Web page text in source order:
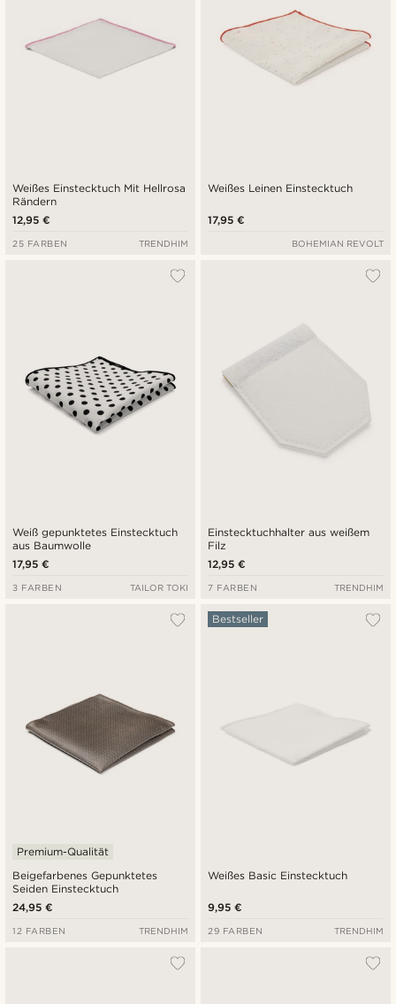
Weißes Einstecktuch Mit Hellrosa
Rändern
12,95 €
25 FARBEN TRENDHIM
Weißes Leinen Einstecktuch
17,95 €
BOHEMIAN REVOLT
Weiß gepunktetes Einstecktuch
aus Baumwolle
17,95 €
3 FARBEN TAILOR TOKI
Einstecktuchhalter aus weißem
Filz
12,95 €
7 FARBEN TRENDHIM
Beigefarbenes Gepunktetes
Seiden Einstecktuch
Premium-Qualität
24,95 €
12 FARBEN TRENDHIM
Weißes Basic Einstecktuch
Bestseller
9,95 €
29 FARBEN TRENDHIM